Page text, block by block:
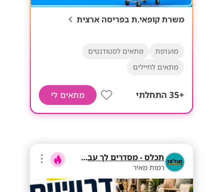
משרת קופאי.ת בפריסה ארצית
מועדפת
מתאים לסטודנטים
מתאים לחיילים
+35 התחלתי מתאים לי
תכלס - מסדרים לך עבודה
רמות מאיר